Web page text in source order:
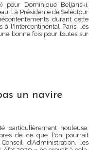
pour Dominique Beljanski,
La Présidente de Selectour
durant cette
à l'Intercontinental Paris, les
bonne fois pour toutes sur
un navire
particulièrement houleuse.
de ce que l'on pourrait
d'Administration, les